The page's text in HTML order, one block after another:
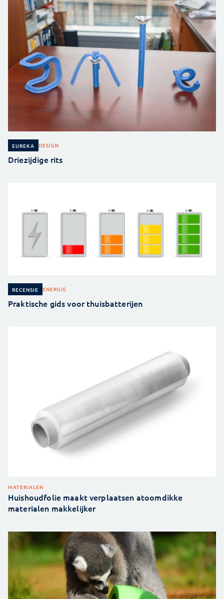
EUREKA DESIGN
Driezijdige rits
RECENSIE ENERGIE
Praktische gids voor thuisbatterijen
MATERIALEN
Huishoudfolie maakt verplaatsen atoomdikke
materialen makkelijker